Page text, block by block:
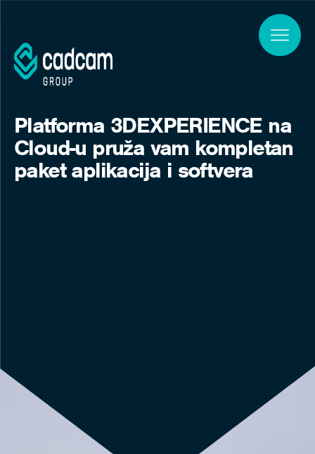
Platforma 3DEXPERIENCE na
Cloud-u pruža vam kompletan
paket aplikacija i softvera